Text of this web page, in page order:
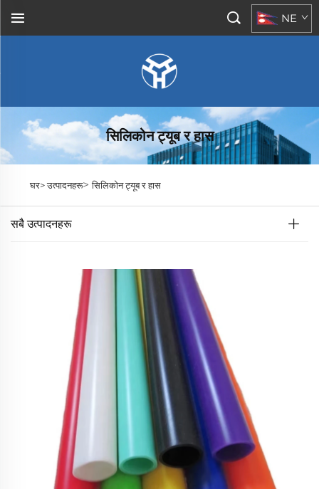
NE
सिलिकोन ट्यूब र हास
घर>उत्पादनहरू>सिलिकोन ट्यूब र हास
सबै उत्पादनहरू